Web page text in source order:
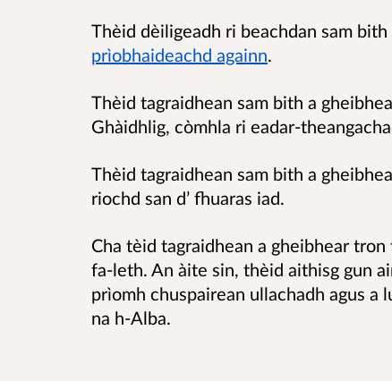
Thèid dèiligeadh ri beachdan sam
prìobhaideachd againn.
Thèid tagraidhean sam bith a
Ghàidhlig, còmhla ri eadar-
Thèid tagraidhean sam bith a
riochd san d’ fhuaras iad.
Cha tèid tagraidhean a gheibhear
fa-leth. An àite sin, thèid aithisg gun
prìomh chuspairean ullachadh agus a
na h-Alba.